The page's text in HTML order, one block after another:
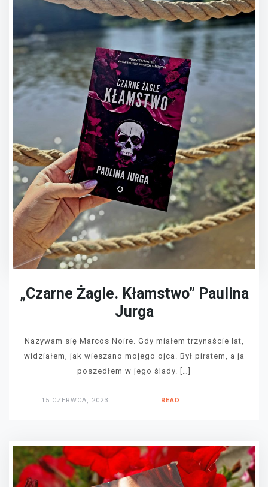
„Czarne Żagle. Kłamstwo” Paulina
Jurga
Nazywam się Marcos Noire. Gdy miałem trzynaście lat,
widziałem, jak wieszano mojego ojca. Był piratem, a ja
poszedłem w jego ślady. […]
15 CZERWCA, 2023 READ